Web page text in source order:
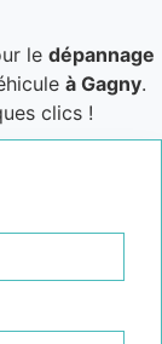
le dépannage
à Gagny.
clics !